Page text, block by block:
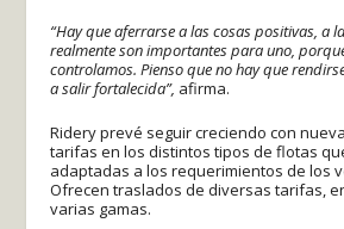
“Hay que aferrarse a las cosas positivas, a
realmente son importantes para uno,
controlamos. Pienso que no hay que
a salir fortalecida”, afirma.
Ridery prevé seguir creciendo con
tarifas en los distintos tipos de flotas
adaptadas a los requerimientos de los
Ofrecen traslados de diversas tarifas,
varias gamas.